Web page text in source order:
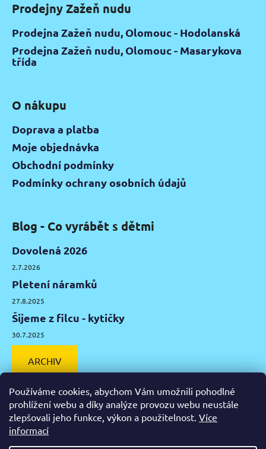
Používáme cookies, abychom Vám umožnili pohodlné
prohlížení webu a díky analýze provozu webu neustále
zlepšovali jeho funkce, výkon a použitelnost. Více
informací
Prodejny Zažeň nudu
Prodejna Zažeň nudu, Olomouc - Hodolanská
Prodejna Zažeň nudu, Olomouc - Masarykova
třída
O nákupu
Doprava a platba
Moje objednávka
Obchodní podmínky
Podmínky ochrany osobních údajů
Blog - Co vyrábět s dětmi
Dovolená 2026
2.7.2026
Pletení náramků
27.8.2025
Šijeme z filcu - kytičky
30.7.2025
ARCHIV
Facebook